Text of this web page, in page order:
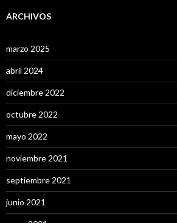
ARCHIVOS
marzo 2025
abril 2024
diciembre 2022
octubre 2022
mayo 2022
noviembre 2021
septiembre 2021
junio 2021